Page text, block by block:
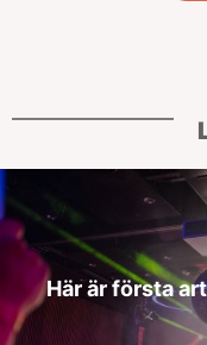
Här är första